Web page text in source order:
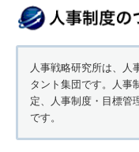
人事戦略研究所は、人
タント集団です。人事
定、人事制度・目標管
です。